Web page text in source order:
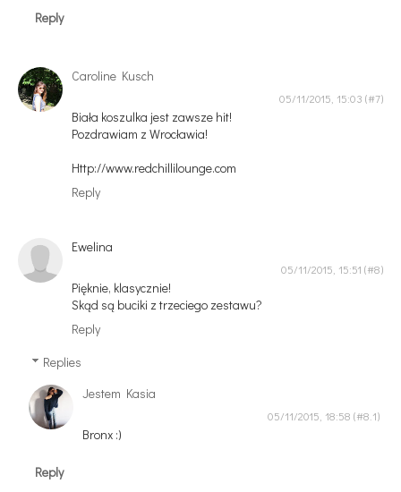
Reply
Caroline Kusch
05/11/2015, 15:03
Biała koszulka jest zawsze hit!
Pozdrawiam z Wrocławia!
Http://www.redchillilounge.com
Reply
Ewelina
05/11/2015, 15:51
Pięknie, klasycznie!
Skąd są buciki z trzeciego zestawu?
Reply
Replies
Jestem Kasia
05/11/2015, 18:58
Bronx :)
Reply